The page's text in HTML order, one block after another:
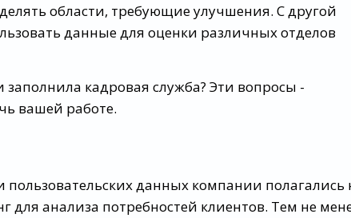
области, требующие улучшения. С другой
данные для оценки различных отделов
кадровая служба? Эти вопросы -
вашей работе.
данных компании полагались
анализа потребностей клиентов. Тем не